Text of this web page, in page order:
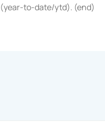
to-date/ytd). (end)